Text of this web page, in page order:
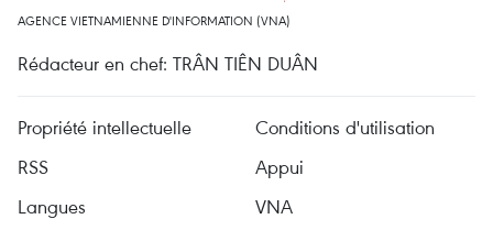
AGENCE VIETNAMIENNE D'INFORMATION (VNA)
Rédacteur en chef: TRÂN TIÊN DUÂN
Propriété intellectuelle
Conditions d'utilisation
RSS
Appui
Langues
VNA